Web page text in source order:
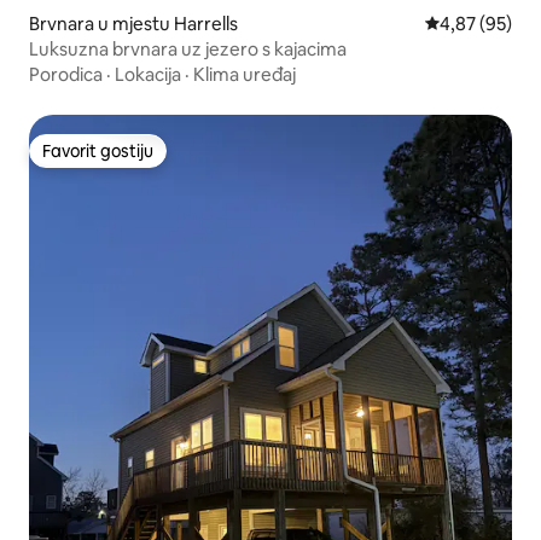
Brvnara u mjestu Harrells Prosječna
4,87 (95)
Luksuzna brvnara uz jezero s kajacima
Porodica · Lokacija · Klima uređaj
Favorit gostiju
Favorit gostiju